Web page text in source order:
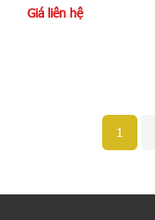
Giá liên hệ
1